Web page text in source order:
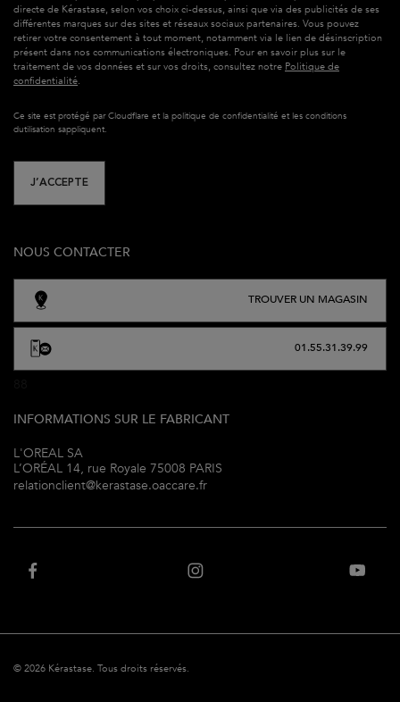
directe de Kérastase, selon vos choix ci-dessus, ainsi que via des publicités de ses
différentes marques sur des sites et réseaux sociaux partenaires. Vous pouvez
retirer votre consentement à tout moment, notamment via le lien de désinscription
présent dans nos communications électroniques. Pour en savoir plus sur le
traitement de vos données et sur vos droits, consultez notre Politique de
confidentialité.
Ce site est protégé par Cloudflare et la politique de confidentialité et les conditions
dutilisation sappliquent.
J’ACCEPTE
NOUS CONTACTER
TROUVER UN MAGASIN
01.55.31.39.99
INFORMATIONS SUR LE FABRICANT
L'OREAL SA
L’ORÉAL 14, rue Royale 75008 PARIS
relationclient@kerastase.oaccare.fr
© 2026 Kérastase. Tous droits réservés.